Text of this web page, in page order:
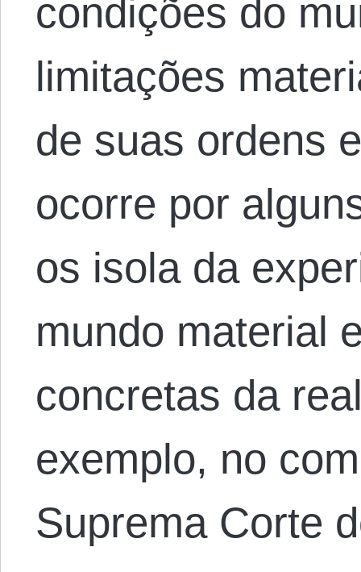
condições do
limitações
de suas ordens
ocorre por
os isola da
mundo material
concretas da
exemplo, no
Suprema Corte